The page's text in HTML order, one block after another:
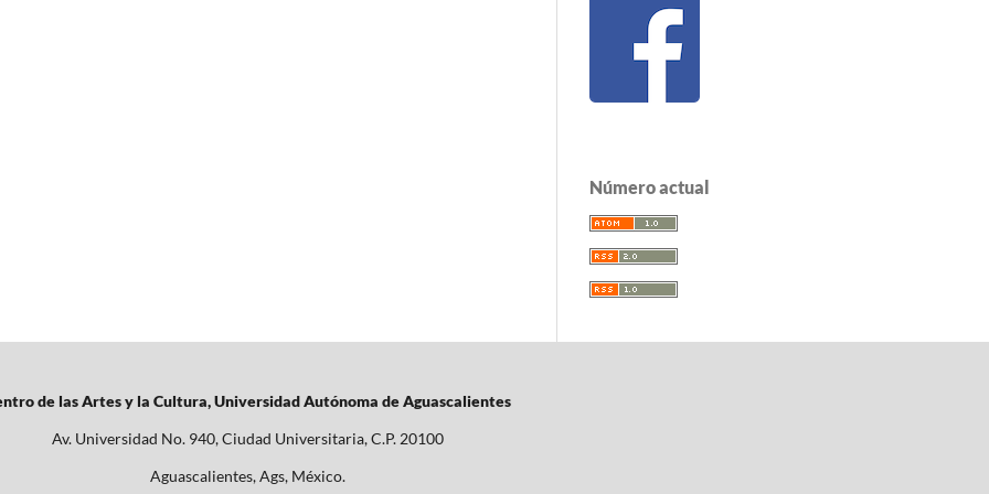
Número actual
de las Artes y la Cultura, Universidad Autónoma de Aguascalientes
Av. Universidad No. 940, Ciudad Universitaria, C.P. 20100
Aguascalientes, Ags, México.